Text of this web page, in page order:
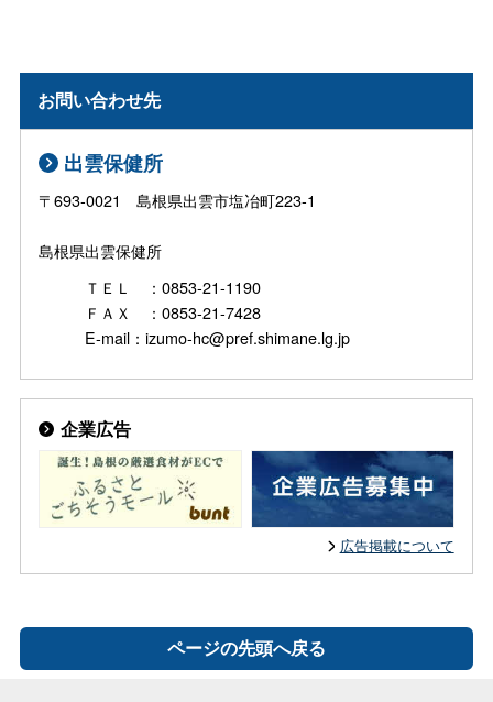
お問い合わせ先
出雲保健所
〒693-0021 島根県出雲市塩冶町223-1
島根県出雲保健所
ＴＥＬ ：0853-21-1190
ＦＡＸ ：0853-21-7428
E-mail：izumo-hc@pref.shimane.lg.jp
企業広告
広告掲載について
ページの先頭へ戻る